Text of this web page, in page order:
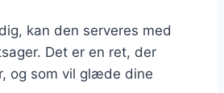
kan den serveres med
Det er en ret, der
og som vil glæde dine